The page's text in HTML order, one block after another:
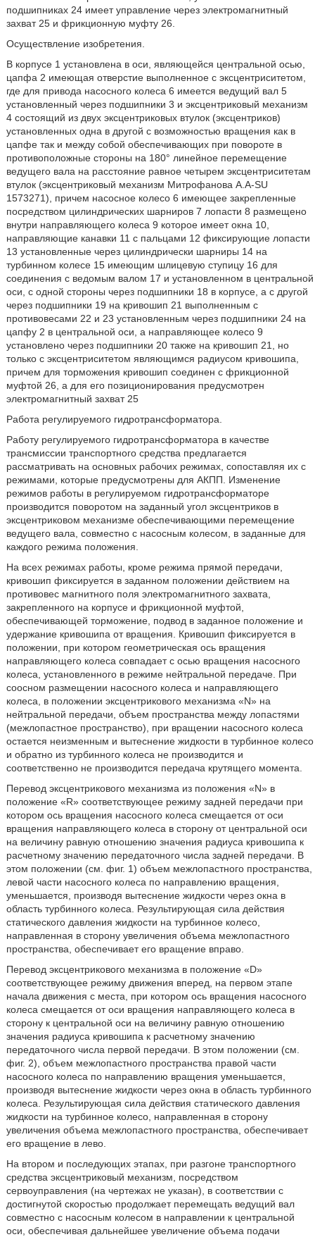
подшипниках 24 имеет управление через электромагнитный
захват 25 и фрикционную муфту 26.
Осуществление изобретения.
В корпусе 1 установлена в оси, являющейся центральной осью,
цапфа 2 имеющая отверстие выполненное с эксцентриситетом,
где для привода насосного колеса 6 имеется ведущий вал 5
установленный через подшипники 3 и эксцентриковый механизм
4 состоящий из двух эксцентриковых втулок (эксцентриков)
установленных одна в другой с возможностью вращения как в
цапфе так и между собой обеспечивающих при повороте в
противоположные стороны на 180° линейное перемещение
ведущего вала на расстояние равное четырем эксцентриситетам
втулок (эксцентриковый механизм Митрофанова А.А-SU
1573271), причем насосное колесо 6 имеющее закрепленные
посредством цилиндрических шарниров 7 лопасти 8 размещено
внутри направляющего колеса 9 которое имеет окна 10,
направляющие канавки 11 с пальцами 12 фиксирующие лопасти
13 установленные через цилиндрически шарниры 14 на
турбинном колесе 15 имеющим шлицевую ступицу 16 для
соединения с ведомым валом 17 и установленном в центральной
оси, с одной стороны через подшипники 18 в корпусе, а с другой
через подшипники 19 на кривошип 21 выполненным с
противовесами 22 и 23 установленным через подшипники 24 на
цапфу 2 в центральной оси, а направляющее колесо 9
установлено через подшипники 20 также на кривошип 21, но
только с эксцентриситетом являющимся радиусом кривошипа,
причем для торможения кривошип соединен с фрикционной
муфтой 26, а для его позиционирования предусмотрен
электромагнитный захват 25
Работа регулируемого гидротрансформатора.
Работу регулируемого гидротрансформатора в качестве
трансмиссии транспортного средства предлагается
рассматривать на основных рабочих режимах, сопоставляя их с
режимами, которые предусмотрены для АКПП. Изменение
режимов работы в регулируемом гидротрансформаторе
производится поворотом на заданный угол эксцентриков в
эксцентриковом механизме обеспечивающими перемещение
ведущего вала, совместно с насосным колесом, в заданные для
каждого режима положения.
На всех режимах работы, кроме режима прямой передачи,
кривошип фиксируется в заданном положении действием на
противовес магнитного поля электромагнитного захвата,
закрепленного на корпусе и фрикционной муфтой,
обеспечивающей торможение, подвод в заданное положение и
удержание кривошипа от вращения. Кривошип фиксируется в
положении, при котором геометрическая ось вращения
направляющего колеса совпадает с осью вращения насосного
колеса, установленного в режиме нейтральной передаче. При
соосном размещении насосного колеса и направляющего
колеса, в положении эксцентрикового механизма «N» на
нейтральной передачи, объем пространства между лопастями
(межлопастное пространство), при вращении насосного колеса
остается неизменным и вытеснение жидкости в турбинное колесо
и обратно из турбинного колеса не производится и
соответственно не производится передача крутящего момента.
Перевод эксцентрикового механизма из положения «N» в
положение «R» соответствующее режиму задней передачи при
котором ось вращения насосного колеса смещается от оси
вращения направляющего колеса в сторону от центральной оси
на величину равную отношению значения радиуса кривошипа к
расчетному значению передаточного числа задней передачи. В
этом положении (см. фиг. 1) объем межлопастного пространства,
левой части насосного колеса по направлению вращения,
уменьшается, производя вытеснение жидкости через окна в
область турбинного колеса. Результирующая сила действия
статического давления жидкости на турбинное колесо,
направленная в сторону увеличения объема межлопастного
пространства, обеспечивает его вращение вправо.
Перевод эксцентрикового механизма в положение «D»
соответствующее режиму движения вперед, на первом этапе
начала движения с места, при котором ось вращения насосного
колеса смещается от оси вращения направляющего колеса в
сторону к центральной оси на величину равную отношению
значения радиуса кривошипа к расчетному значению
передаточного числа первой передачи. В этом положении (см.
фиг. 2), объем межлопастного пространства правой части
насосного колеса по направлению вращения уменьшается,
производя вытеснение жидкости через окна в область турбинного
колеса. Результирующая сила действия статического давления
жидкости на турбинное колесо, направленная в сторону
увеличения объема межлопастного пространства, обеспечивает
его вращение в лево.
На втором и последующих этапах, при разгоне транспортного
средства эксцентриковый механизм, посредством
сервоуправления (на чертежах не указан), в соответствии с
достигнутой скоростью продолжает перемещать ведущий вал
совместно с насосным колесом в направлении к центральной
оси, обеспечивая дальнейшее увеличение объема подачи